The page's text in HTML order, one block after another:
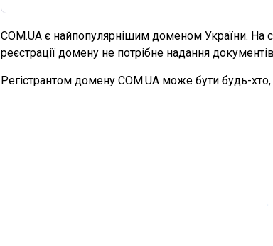
COM.UA є найпопулярнішим доменом України. На
реєстрації домену не потрібне надання
Регістрантом домену COM.UA може бути будь-